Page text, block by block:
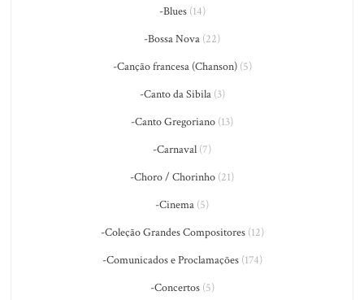
-Blues(14)
-Bossa Nova (22)
-Canção francesa (Chanson)(5)
-Canto da Sibila(3)
-Canto Gregoriano (13)
-Carnaval (7)
-Choro / Chorinho (21)
-Cinema (5)
-Coleção Grandes Compositores(12)
-Comunicados e Proclamações(174)
-Concertos(5)